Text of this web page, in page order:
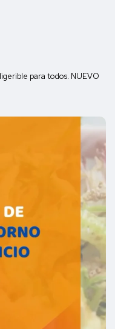
para todos. NUEVO